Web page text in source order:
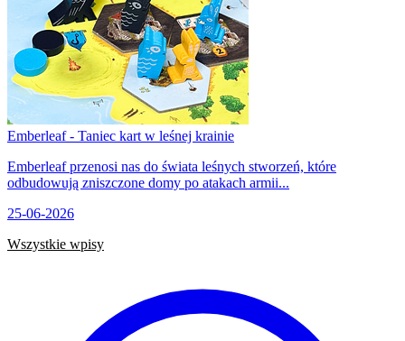
Emberleaf - Taniec kart w leśnej krainie
Emberleaf przenosi nas do świata leśnych stworzeń, które
odbudowują zniszczone domy po atakach armii...
25-06-2026
Wszystkie wpisy